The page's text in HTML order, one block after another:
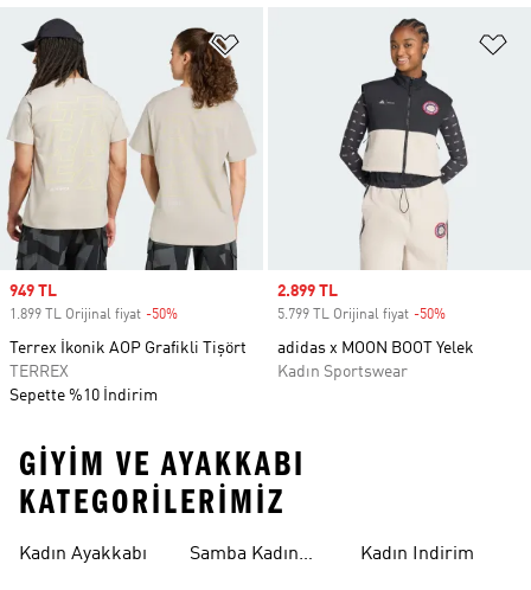
Favori Listesine Ekle
Sale price
949 TL
1.899 TL Orijinal fiyat -50%
Terrex İkonik AOP Grafikli Tişört
TERREX
Sepette %10 İndirim
Sale price
2.899 TL
5.799 TL Orijinal fiyat -50%
adidas x MOON BOOT Yelek
Kadın Sportswear
GIYIM VE AYAKKABI
KATEGORILERIMIZ
Kadın Ayakkabı
Samba Kadın
Kadın Indirim